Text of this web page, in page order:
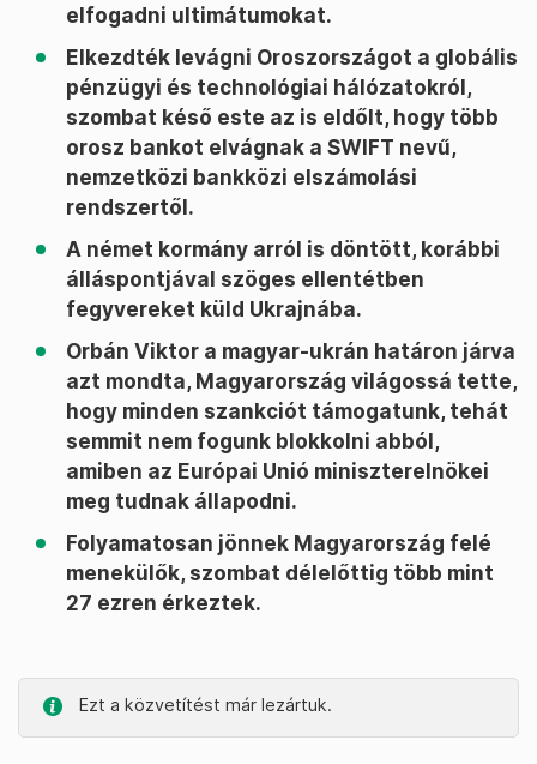
elfogadni ultimátumokat.
Elkezdték levágni Oroszországot a globális
pénzügyi és technológiai hálózatokról,
szombat késő este az is eldőlt, hogy több
orosz bankot elvágnak a SWIFT nevű,
nemzetközi bankközi elszámolási
rendszertől.
A német kormány arról is döntött, korábbi
álláspontjával szöges ellentétben
fegyvereket küld Ukrajnába.
Orbán Viktor a magyar-ukrán határon járva
azt mondta, Magyarország világossá tette,
hogy minden szankciót támogatunk, tehát
semmit nem fogunk blokkolni abból,
amiben az Európai Unió miniszterelnökei
meg tudnak állapodni.
Folyamatosan jönnek Magyarország felé
menekülők, szombat délelőttig több mint
27 ezren érkeztek.
Ezt a közvetítést már lezártuk.